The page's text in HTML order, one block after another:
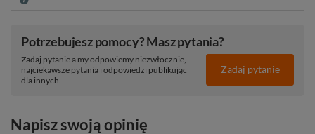
Potrzebujesz pomocy? Masz pytania?
Zadaj pytanie a my odpowiemy niezwłocznie,
najciekawsze pytania i odpowiedzi publikując
dla innych.
Zadaj pytanie
Napisz swoją opinię